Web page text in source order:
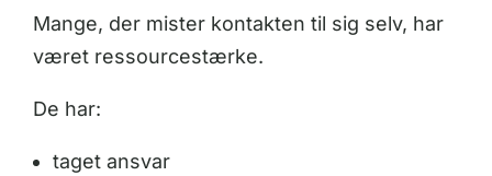
Mange, der mister kontakten til sig selv, har
været ressourcestærke.
De har:
taget ansvar